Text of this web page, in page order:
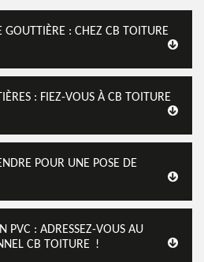
GOUTTIÈRE : CHEZ CB TOITURE
: FIEZ-VOUS À CB TOITURE
POUR UNE POSE DE
PVC : ADRESSEZ-VOUS AU
CB TOITURE !